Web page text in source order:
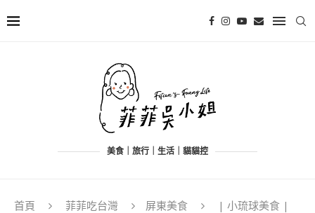
美食｜旅行｜生活｜貓貓控
首頁 菲菲吃台灣 屏東美食
| 小琉球美食 |